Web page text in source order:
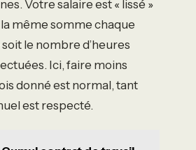
Votre salaire est « lissé »
même somme chaque
le nombre d’heures
Ici, faire moins
donné est normal, tant
est respecté.